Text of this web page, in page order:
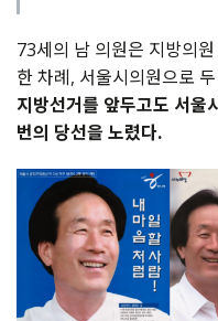
73세의 남 의원은 지방의
한 차례, 서울시의원으로
지방선거를 앞두고도 서울
번의 당선을 노렸다.